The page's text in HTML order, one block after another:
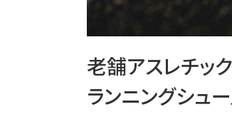
老舗アスレチッ
ランニングシュ